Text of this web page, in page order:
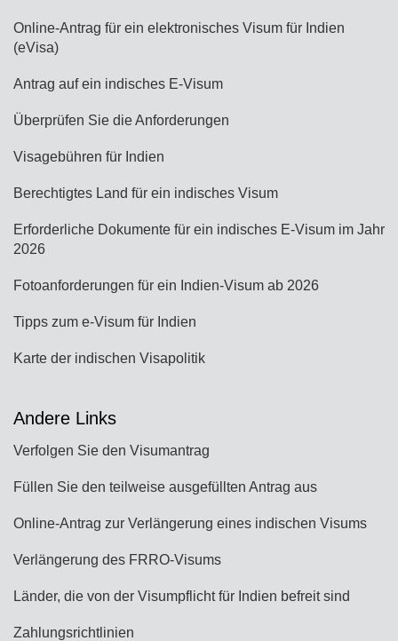
Online-Antrag für ein elektronisches Visum für Indien
(eVisa)
Antrag auf ein indisches E-Visum
Überprüfen Sie die Anforderungen
Visagebühren für Indien
Berechtigtes Land für ein indisches Visum
Erforderliche Dokumente für ein indisches E-Visum im Jahr
2026
Fotoanforderungen für ein Indien-Visum ab 2026
Tipps zum e-Visum für Indien
Karte der indischen Visapolitik
Andere Links
Verfolgen Sie den Visumantrag
Füllen Sie den teilweise ausgefüllten Antrag aus
Online-Antrag zur Verlängerung eines indischen Visums
Verlängerung des FRRO-Visums
Länder, die von der Visumpflicht für Indien befreit sind
Zahlungsrichtlinien